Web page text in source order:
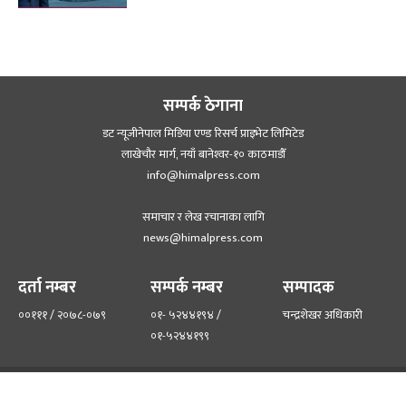
सम्पर्क ठेगाना
डट न्यूजीनेपाल मिडिया एण्ड रिसर्च प्राइभेट लिमिटेड
लाखेचौर मार्ग, नयाँ बानेश्‍वर-१० काठमाडौँ
info@himalpress.com
समाचार र लेख रचानाका लागि
news@himalpress.com
दर्ता नम्बर
००१११ / २०७८-०७९
सम्पर्क नम्बर
०१- ५२४४१९४ /
०१-५२४४१९९
सम्पादक
चन्द्रशेखर अधिकारी